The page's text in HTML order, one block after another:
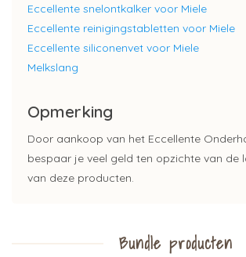
Eccellente snelontkalker voor Miele
Eccellente reinigingstabletten voor Miele
Eccellente siliconenvet voor Miele
Melkslang
Opmerking
Door aankoop van het Eccellente
bespaar je veel geld ten opzichte van de
van deze producten.
Bundle producten